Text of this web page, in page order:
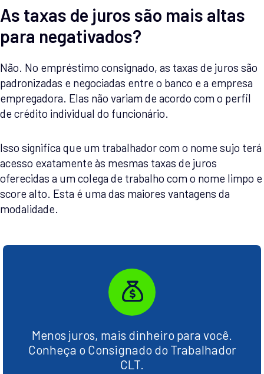
As taxas de juros são mais altas
para negativados?
Não. No empréstimo consignado, as taxas de juros são
padronizadas e negociadas entre o banco e a empresa
empregadora. Elas não variam de acordo com o perfil
de crédito individual do funcionário.
Isso significa que um trabalhador com o nome sujo terá
acesso exatamente às mesmas taxas de juros
oferecidas a um colega de trabalho com o nome limpo e
score alto. Esta é uma das maiores vantagens da
modalidade.
Menos juros, mais dinheiro para você.
Conheça o Consignado do Trabalhador
CLT.